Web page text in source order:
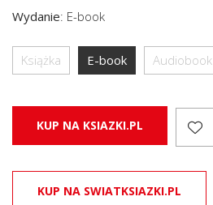
Wydanie: E-book
Książka E-book Audiobook
KUP NA KSIAZKI.PL
KUP NA SWIATKSIAZKI.PL